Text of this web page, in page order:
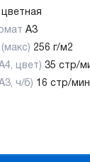
цветная
А3
256 г/м2
цвет) 35 стр/
ч/б) 16 стр/мин